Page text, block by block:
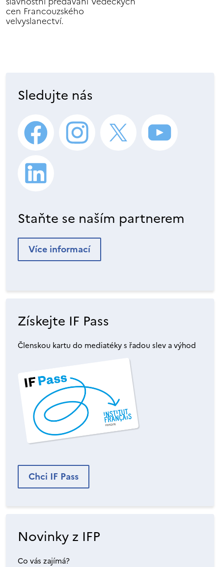
cen Francouzského
velvyslanectví.
Sledujte nás
Staňte se naším partnerem
Více informací
Získejte IF Pass
Členskou kartu do mediatéky s řadou slev a výhod
Chci IF Pass
Novinky z IFP
Co vás zajímá?